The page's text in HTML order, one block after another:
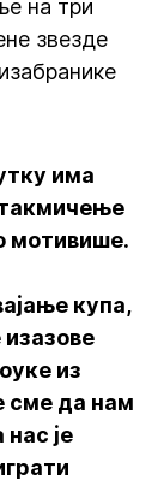
на три
звезде
има
мотивише.
купа,
из
сме да нам
је